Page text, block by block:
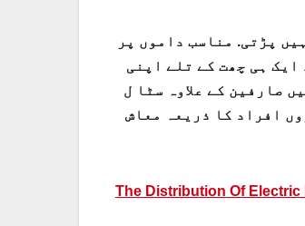
پڑتی. مناسب داموں پر
ہی چھت کے تلے اپنی
صارفین کے علاوہ سٹا ل
افراد کا ذریعہ معاش
The Distribution Of